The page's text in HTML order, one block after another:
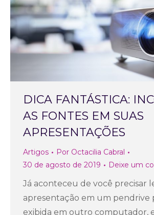
DICA FANTÁSTICA:
AS FONTES EM SUAS
APRESENTAÇÕES
Artigos Por Octacilia Cabral
30 de agosto de 2019
Deixe um
Já aconteceu de você precisar
apresentação em um pendrive
exibida em outro computador,